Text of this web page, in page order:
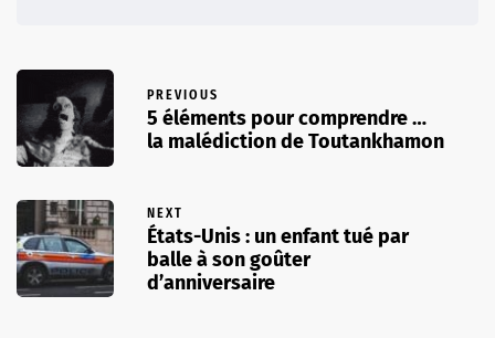
PREVIOUS
5 éléments pour comprendre …
la malédiction de Toutankhamon
NEXT
États-Unis : un enfant tué par
balle à son goûter
d’anniversaire